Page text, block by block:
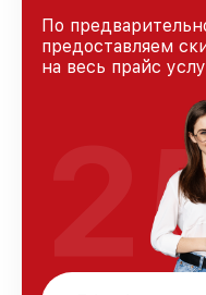
По
предоставляем
на весь прайс